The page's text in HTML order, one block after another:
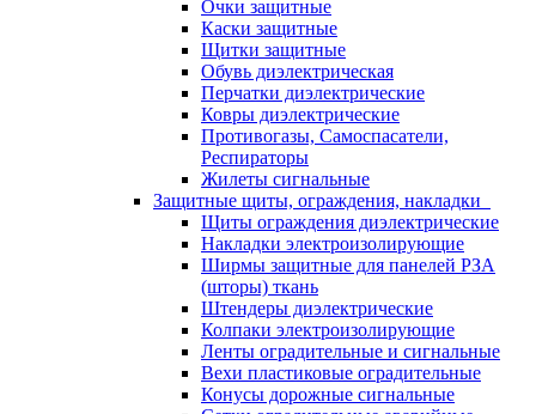
Очки защитные
Каски защитные
Щитки защитные
Обувь диэлектрическая
Перчатки диэлектрические
Ковры диэлектрические
Противогазы, Самоспасатели,
Респираторы
Жилеты сигнальные
Защитные щиты, ограждения, накладки
Щиты ограждения диэлектрические
Накладки электроизолирующие
Ширмы защитные для панелей РЗА
(шторы) ткань
Штендеры диэлектрические
Колпаки электроизолирующие
Ленты оградительные и сигнальные
Вехи пластиковые оградительные
Конусы дорожные сигнальные